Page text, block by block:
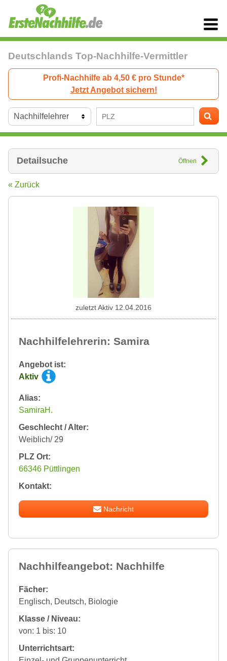
Deutschlands Top-Nachhilfe-Vermittler
Profi-Nachhilfe ab 4,50 € pro Stunde*
Jetzt Angebot sichern!
Detailsuche Öffnen
« Zurück
Nachhilfelehrerin: Samira
Angebot ist:
Aktiv
Alias:
SamiraH.
Geschlecht / Alter:
Weiblich/ 29
PLZ Ort:
66346 Püttlingen
Kontakt:
Nachricht
zuletzt Aktiv 12.04.2016
Nachhilfeangebot: Nachhilfe
Fächer:
Englisch, Deutsch, Biologie
Klasse / Niveau:
von: 1 bis: 10
Unterrichtsart: